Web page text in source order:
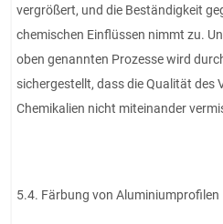
vergrößert, und die Beständigkeit
chemischen Einflüssen nimmt zu.
oben genannten Prozesse wird
sichergestellt, dass die Qualität des
Chemikalien nicht miteinander
5.4. Färbung von Aluminiumprofilen